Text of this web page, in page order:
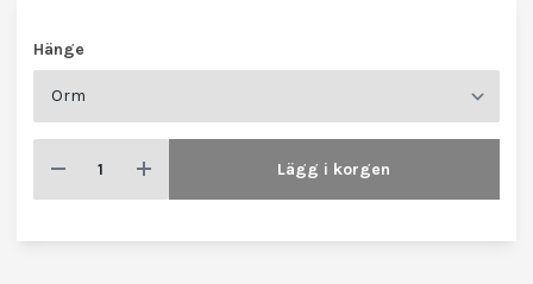
Hänge
Lägg i korgen